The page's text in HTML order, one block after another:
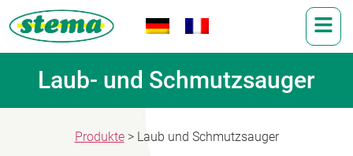
Laub- und Schmutzsauger
Produkte> Laub und Schmutzsauger